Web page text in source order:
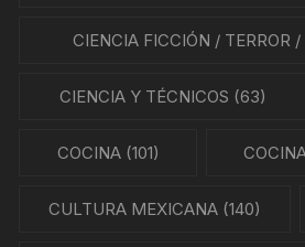
CIENCIA FICCIÓN / TERROR /
CIENCIA Y TÉCNICOS (63)
COCINA(101)
CULTURA MEXICANA(140)